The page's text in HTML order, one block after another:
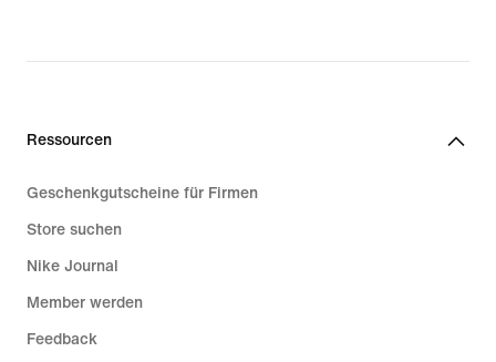
Ressourcen
Geschenkgutscheine für Firmen
Store suchen
Nike Journal
Member werden
Feedback